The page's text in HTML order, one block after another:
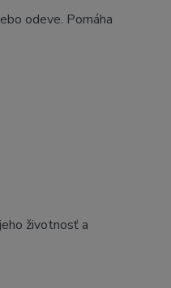
odeve. Pomáha
životnosť a